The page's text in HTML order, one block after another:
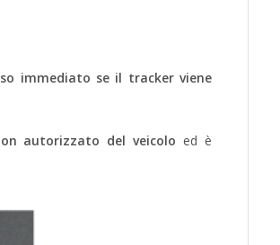
immediato se il tracker viene
autorizzato del veicolo ed è